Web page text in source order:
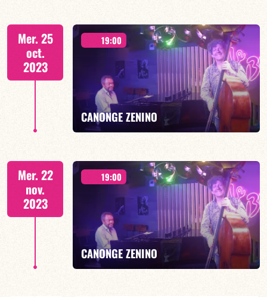
Duo Jazz - 19h00
EN SAVOIR PLUS
Mer. 25
oct.
2023
19:00
CANONGE ZENINO
Duo Jazz - 19h00
EN SAVOIR PLUS
Mer. 22
nov.
2023
19:00
CANONGE ZENINO